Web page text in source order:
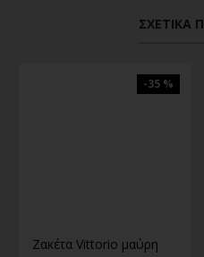
ΣΧΕΤΙΚΆ
-35 %
Ζακέτα Vittorio μαύρη